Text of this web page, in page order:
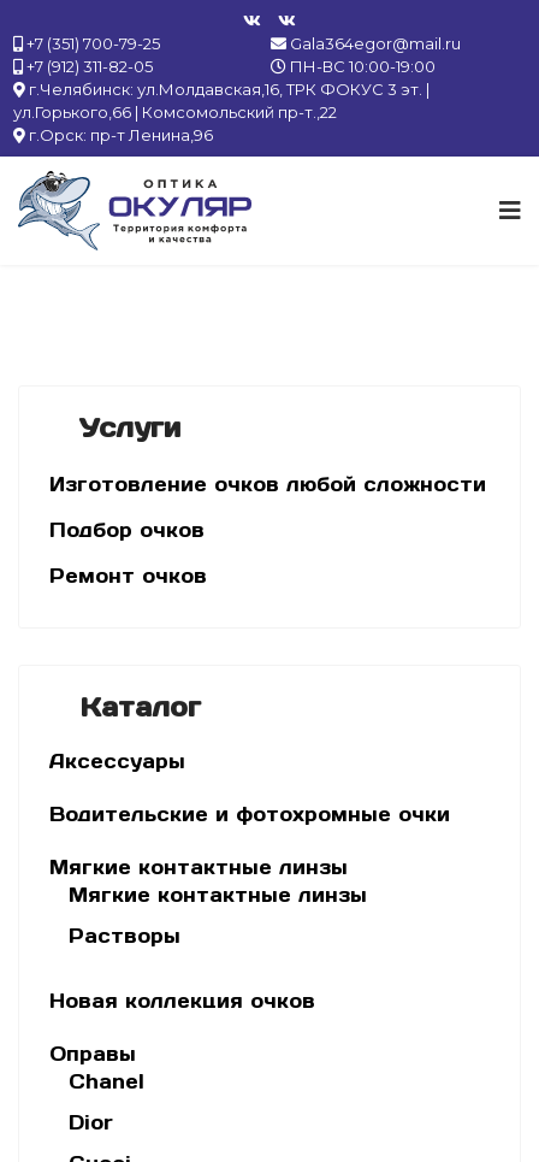
+7 (351) 700-79-25
+7 (912) 311-82-05
Gala364egor@mail.ru
ПН-ВС 10:00-19:00
г.Челябинск: ул.Молдавская,16, ТРК ФОКУС 3 эт. |
ул.Горького,66 | Комсомольский пр-т.,22
г.Орск: пр-т Ленина,96
Услуги
Изготовление очков любой сложности
Подбор очков
Ремонт очков
Каталог
Аксессуары
Водительские и фотохромные очки
Мягкие контактные линзы
Мягкие контактные линзы
Растворы
Новая коллекция очков
Оправы
Chanel
Dior